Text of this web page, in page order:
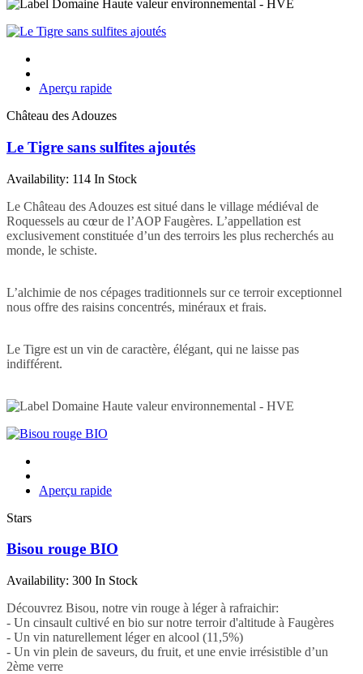
Aperçu rapide
Château des Adouzes
Le Tigre sans sulfites ajoutés
Availability: 114 In Stock
Le Château des Adouzes est situé dans le village médiéval de
Roquessels au cœur de l’AOP Faugères. L’appellation est
exclusivement constituée d’un des terroirs les plus recherchés au
monde, le schiste.
L’alchimie de nos cépages traditionnels sur ce terroir exceptionnel
nous offre des raisins concentrés, minéraux et frais.
Le Tigre est un vin de caractère, élégant, qui ne laisse pas
indifférent.
Aperçu rapide
Stars
Bisou rouge BIO
Availability: 300 In Stock
Découvrez Bisou, notre vin rouge à léger à rafraichir:
- Un cinsault cultivé en bio sur notre terroir d'altitude à Faugères
- Un vin naturellement léger en alcool (11,5%)
- Un vin plein de saveurs, du fruit, et une envie irrésistible d’un
2ème verre